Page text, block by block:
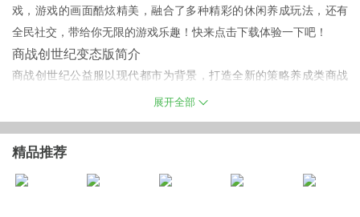
戏，游戏的画面酷炫精美，融合了多种精彩的休闲养成玩法，还有
全民社交，带给你无限的游戏乐趣！快来点击下载体验一下吧！
商战创世纪变态版简介
商战创世纪公益服以现代都市为背景，打造全新的策略养成类商战
经营游戏。化身霸道总裁，感受不同的人生乐趣，体验一下纸醉金
类精英，进行阵营的招募；通过商业交流来收购不同的公司，培养
员工，组建商盟，扩大自己的影响力。喜欢就来下载吧！
展开全部
精品推荐